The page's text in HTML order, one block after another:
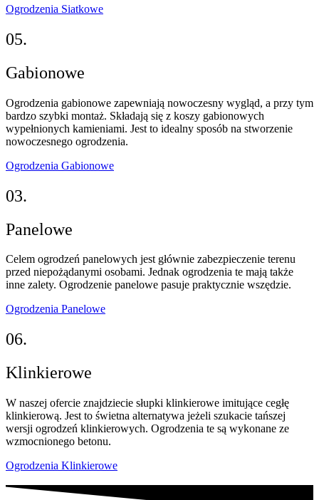
Ogrodzenia Siatkowe
05.
Gabionowe
Ogrodzenia gabionowe zapewniają nowoczesny wygląd, a przy tym
bardzo szybki montaż. Składają się z koszy gabionowych
wypełnionych kamieniami. Jest to idealny sposób na stworzenie
nowoczesnego ogrodzenia.
Ogrodzenia Gabionowe
03.
Panelowe
Celem ogrodzeń panelowych jest głównie zabezpieczenie terenu
przed niepożądanymi osobami. Jednak ogrodzenia te mają także
inne zalety. Ogrodzenie panelowe pasuje praktycznie wszędzie.
Ogrodzenia Panelowe
06.
Klinkierowe
W naszej ofercie znajdziecie słupki klinkierowe imitujące cegłę
klinkierową. Jest to świetna alternatywa jeżeli szukacie tańszej
wersji ogrodzeń klinkierowych. Ogrodzenia te są wykonane ze
wzmocnionego betonu.
Ogrodzenia Klinkierowe